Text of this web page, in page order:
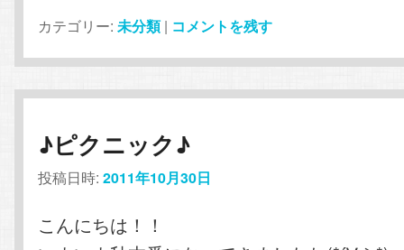
カテゴリー: 未分類 | コメントを残す
♪ピクニック♪
投稿日時:2011年10月30日
こんにちは！！